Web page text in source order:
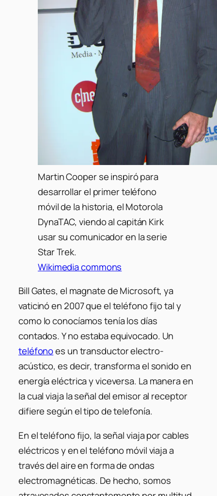
Martin Cooper se inspiró para
desarrollar el primer teléfono
móvil de la historia, el Motorola
DynaTAC, viendo al capitán Kirk
usar su comunicador en la serie
Star Trek.
Wikimedia commons
Bill Gates, el magnate de Microsoft, ya
vaticinó en 2007 que el teléfono fijo tal y
como lo conocíamos tenía los días
contados. Y no estaba equivocado. Un
teléfonoes un transductor electro-
acústico, es decir, transforma el sonido en
energía eléctrica y viceversa. La manera en
la cual viaja la señal del emisor al receptor
difiere según el tipo de telefonía.
En el teléfono fijo, la señal viaja por cables
eléctricos y en el teléfono móvil viaja a
través del aire en forma de ondas
electromagnéticas. De hecho, somos